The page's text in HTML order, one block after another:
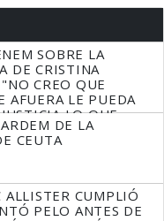
SOBRE LA
DE CRISTINA
CREO QUE
AFUERA LE PUEDA
LO QUE
DE LA
CEUTA
ALLISTER CUMPLIÓ
PELO ANTES DE